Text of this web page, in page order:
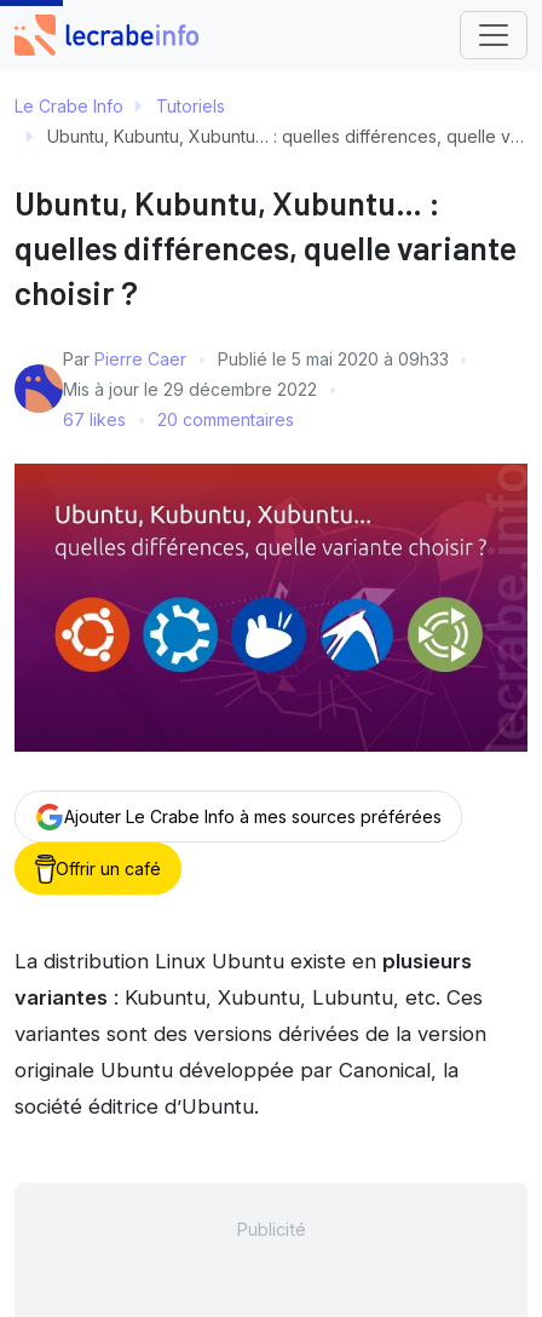
Le Crabe Info
Tutoriels
Ubuntu, Kubuntu, Xubuntu… : quelles différences, quelle variante choisir ?
Ubuntu, Kubuntu, Xubuntu… :
quelles différences, quelle variante
choisir ?
Par Pierre Caer Publié le 5 mai 2020 à 09h33
Mis à jour le 29 décembre 2022
67 likes
20 commentaires
Ajouter Le Crabe Info à mes sources préférées
Offrir un café
La distribution Linux Ubuntu existe en plusieurs
variantes : Kubuntu, Xubuntu, Lubuntu, etc. Ces
variantes sont des versions dérivées de la version
originale Ubuntu développée par Canonical, la
société éditrice d’Ubuntu.